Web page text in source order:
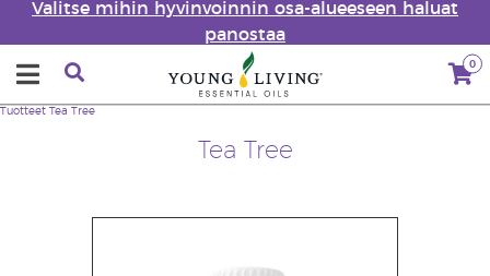
Valitse mihin hyvinvoinnin osa-alueeseen haluat
panostaa
0
Tea Tree
Tuotteet Tea Tree